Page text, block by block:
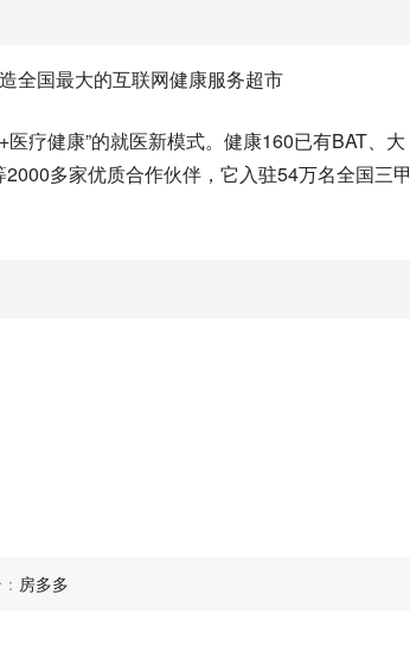
全国最大的互联网健康服务超市
疗健康”的就医新模式。健康160已有BAT、大
多家优质合作伙伴，它入驻54万名全国三甲
房多多